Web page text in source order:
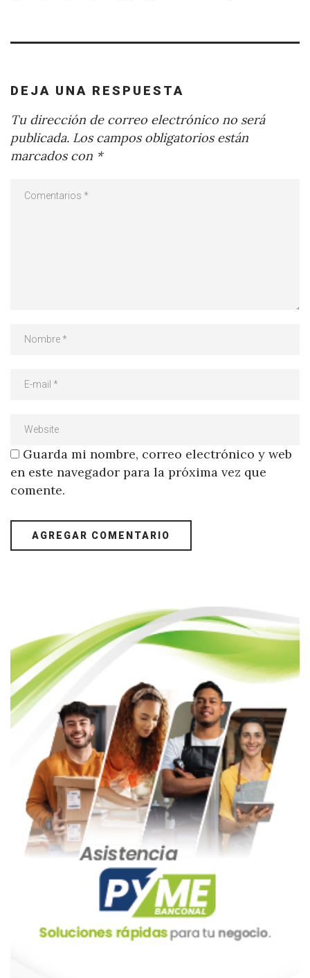
DEJA UNA RESPUESTA
Tu dirección de correo electrónico no será
publicada. Los campos obligatorios están
marcados con *
Guarda mi nombre, correo electrónico y web
en este navegador para la próxima vez que
comente.